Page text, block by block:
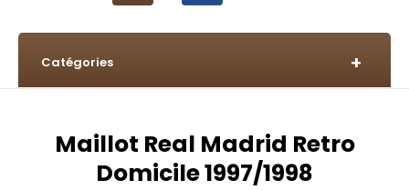
Catégories
Maillot Real Madrid Retro
Domicile 1997/1998